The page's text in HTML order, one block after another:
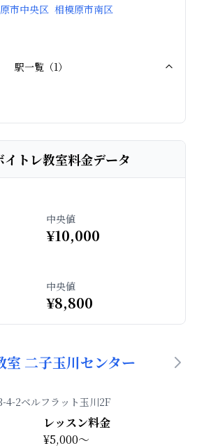
市中央区 相模原市南区
駅一覧（1）
トレ教室料金データ
中央値
¥10,000
中央値
¥8,800
室 二子玉川センター
4-2ベルフラット玉川2F
レッスン料金
¥5,000～